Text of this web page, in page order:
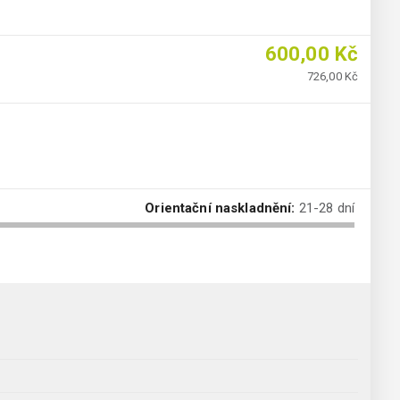
600,00 Kč
726,00 Kč
Orientační naskladnění: 21-28 dní